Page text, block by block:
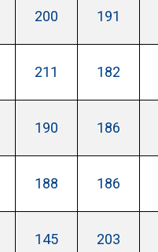
200 191
211 182
190 186
188 186
145 203